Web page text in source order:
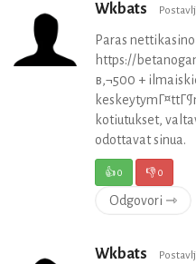
Wkbats
Paras
https://
в‚¬500 +
kotiutukset,
odottavat sinua.
👍0 👎0
Odgovori ⇾
Wkbats